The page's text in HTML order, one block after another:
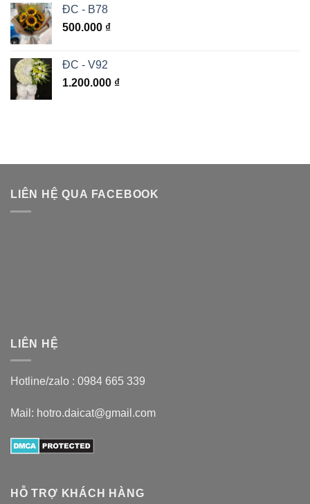
ĐC - B78
500.000 ₫
ĐC - V92
1.200.000 ₫
LIÊN HỆ QUA FACEBOOK
LIÊN HỆ
Hotline/zalo : 0984 665 339
Mail: hotro.daicat@gmail.com
HỖ TRỢ KHÁCH HÀNG